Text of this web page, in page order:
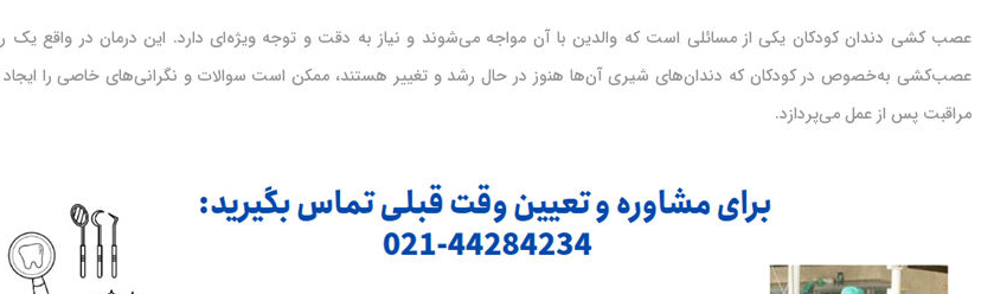
عصب کشی دندان کودکان یکی از مسائلی است که والدین با آن مواجه می‌شوند و نیاز به دقت و توجه ویژه‌ای دارد. این درمان در واقع
عصب‌کشی به‌خصوص در کودکان که دندان‌های شیری آن‌ها هنوز در حال رشد و تغییر هستند، ممکن است سوالات و نگرانی‌های خاصی را ایجاد
مراقبت پس از عمل می‌پردازد.